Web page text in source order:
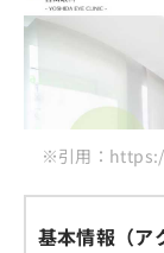
※引用：
基本情報（ア